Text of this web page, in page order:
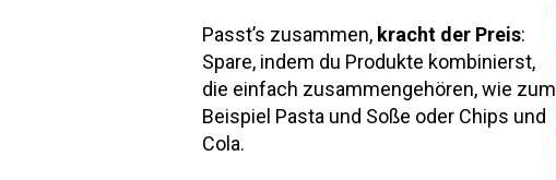
Passt’s zusammen,kracht der Preis:
Spare, indem du Produkte kombinierst,
die einfach zusammengehören, wie zum
Beispiel Pasta und Soße oder Chips und
Cola.